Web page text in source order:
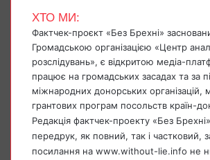
ХТО МИ:
Фактчек-проєкт «Без Брехні»
Громадською організацією «Центр
розслідувань», є відкритою медіа-
працює на громадських засадах та за
міжнародних донорських організацій,
грантових програм посольств країн-
Редакція фактчек-проекту «Без Брехні»
передрук, як повний, так і частковий,
посилання на www.without-lie.info не